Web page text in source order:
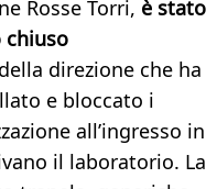
Rosse Torri, è stato
chiuso
direzione che ha
e bloccato i
all’ingresso in
il laboratorio. La